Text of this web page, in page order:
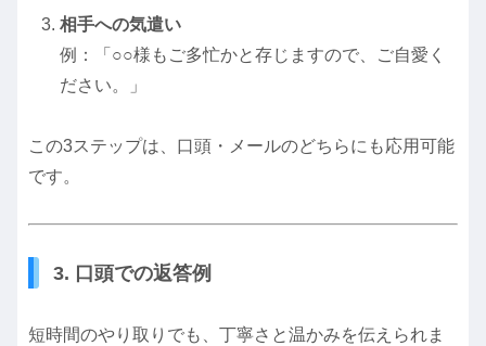
相手への気遣い
例：「○○様もご多忙かと存じますので、ご自愛く
ださい。」
この3ステップは、口頭・メールのどちらにも応用可能
です。
3. 口頭での返答例
短時間のやり取りでも、丁寧さと温かみを伝えられま